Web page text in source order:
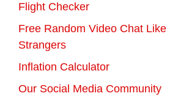
Flight Checker
Free Random Video Chat Like
Strangers
Inflation Calculator
Our Social Media Community